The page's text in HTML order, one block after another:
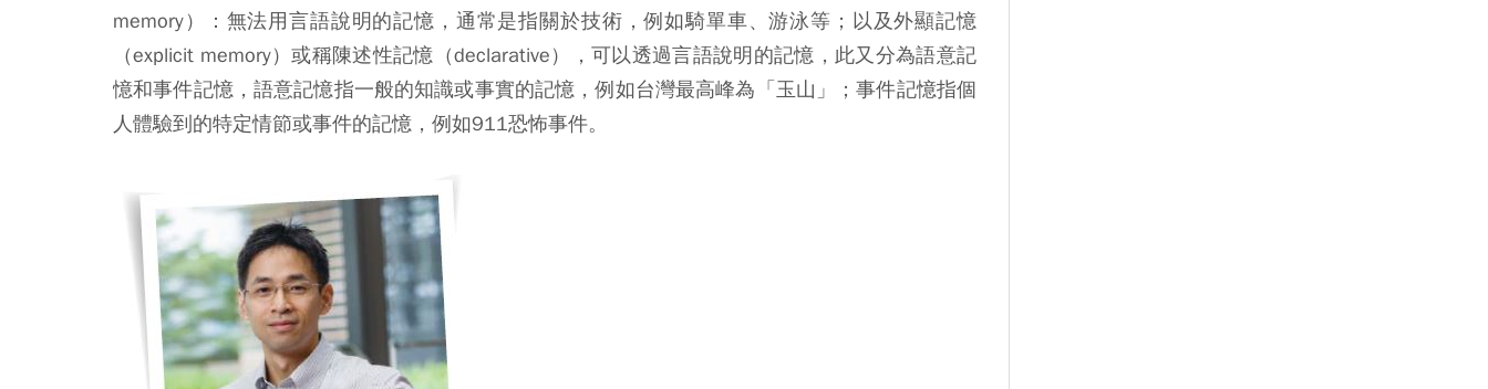
memory）：無法用言語說明的記憶，通常是指關於技術，例如騎單車、游泳等；以及外顯記憶
（explicit memory）或稱陳述性記憶（declarative），可以透過言語說明的記憶，此又分為語意記
憶和事件記憶，語意記憶指一般的知識或事實的記憶，例如台灣最高峰為「玉山」；事件記憶指個
人體驗到的特定情節或事件的記憶，例如911恐怖事件。